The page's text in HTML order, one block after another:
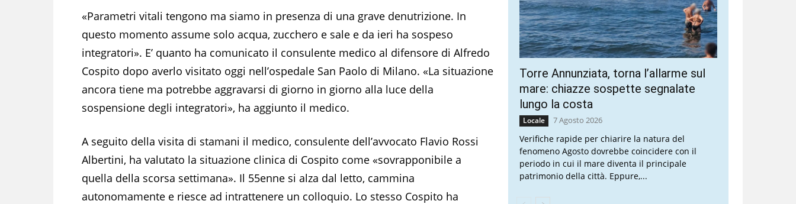
«Parametri vitali tengono ma siamo in presenza di una grave denutrizione. In
questo momento assume solo acqua, zucchero e sale e da ieri ha sospeso
integratori». E’ quanto ha comunicato il consulente medico al difensore di Alfredo
Cospito dopo averlo visitato oggi nell’ospedale San Paolo di Milano. «La situazione
ancora tiene ma potrebbe aggravarsi di giorno in giorno alla luce della
sospensione degli integratori», ha aggiunto il medico.
A seguito della visita di stamani il medico, consulente dell’avvocato Flavio Rossi
Albertini, ha valutato la situazione clinica di Cospito come «sovrapponibile a
quella della scorsa settimana». Il 55enne si alza dal letto, cammina
autonomamente e riesce ad intrattenere un colloquio. Lo stesso Cospito ha
Torre Annunziata, torna l’allarme sul
mare: chiazze sospette segnalate
lungo la costa
Locale 7 Agosto 2026
Verifiche rapide per chiarire la natura del
fenomeno Agosto dovrebbe coincidere con il
periodo in cui il mare diventa il principale
patrimonio della città. Eppure,...